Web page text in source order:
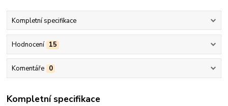
Kompletní specifikace
Hodnocení 15
Komentáře 0
Kompletní specifikace